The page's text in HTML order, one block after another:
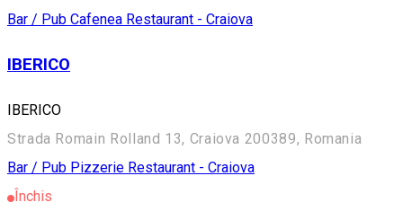
Bar / Pub Cafenea Restaurant - Craiova
IBERICO
IBERICO
Strada Romain Rolland 13, Craiova 200389, Romania
Bar / Pub Pizzerie Restaurant - Craiova
Închis